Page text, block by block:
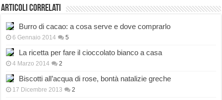
Articoli correlati
Burro di cacao: a cosa serve e dove comprarlo
6 Gennaio 2014 5
La ricetta per fare il cioccolato bianco a casa
4 Marzo 2014 2
Biscotti all’acqua di rose, bontà natalizie greche
17 Dicembre 2013 2